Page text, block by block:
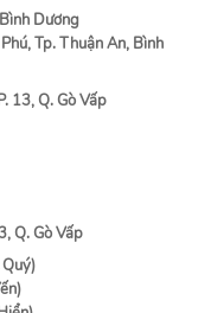
Dương
Tp. Thuận An, Bình
13, Q. Gò Vấp
Q. Gò Vấp